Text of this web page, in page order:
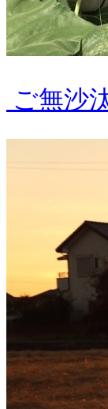
ご無沙